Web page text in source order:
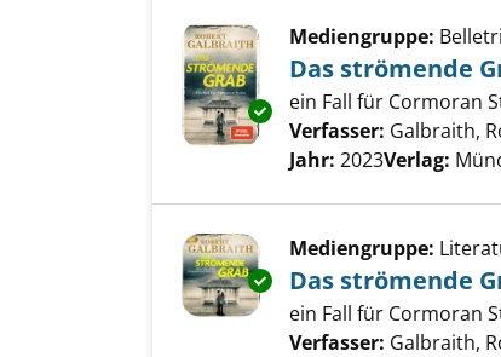
Exemplar-Details von Das
Mediengruppe:
Das strömende
ein Fall für Cormoran
Verfasser: Galbraith,
Jahr: 2023Verlag:
Exemplar-Details von Das
Mediengruppe:
Das strömende
ein Fall für Cormoran
Verfasser: Galbraith,